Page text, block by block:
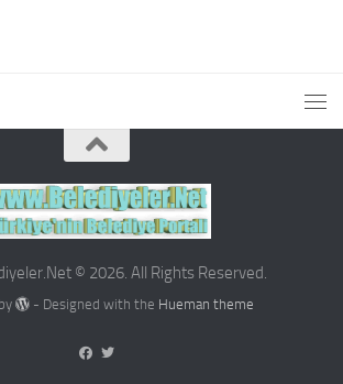
© 2026. All Rights Reserved.
- Designed with the Hueman theme